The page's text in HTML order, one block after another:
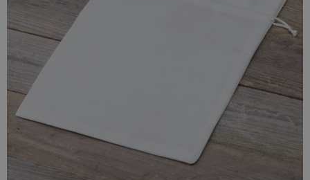
que nos sachets sont parfaits comme présent pour une
personne chère, comme cadeau d'anniversaire ou cadeau
pour toute autre occasion.
Nous recommandons nos sachets en velours comme une
manière originale et décorative d'emballer vos cadeaux ou
objets d'utilisation quotidienne.